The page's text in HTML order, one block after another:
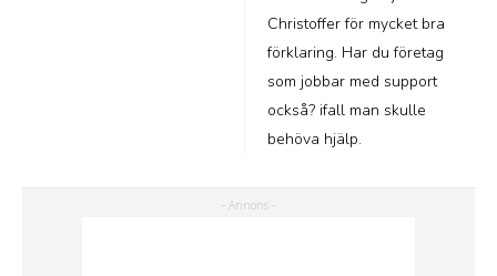
Christoffer för mycket bra
förklaring. Har du företag
som jobbar med support
också? ifall man skulle
behöva hjälp.